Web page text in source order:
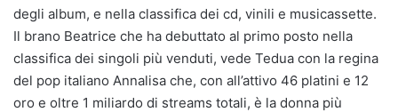
degli album, e nella classifica dei cd, vinili e musicassette.
Il brano Beatrice che ha debuttato al primo posto nella
classifica dei singoli più venduti, vede Tedua con la regina
del pop italiano Annalisa che, con all’attivo 46 platini e 12
oro e oltre 1 miliardo di streams totali, è la donna più